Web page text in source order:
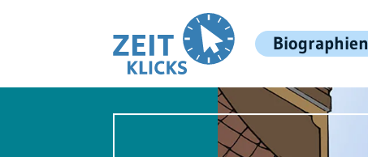
Biographien